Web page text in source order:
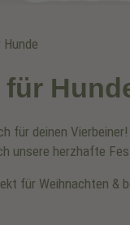
für deinen
unsere herzhafte
für Weihnachten &